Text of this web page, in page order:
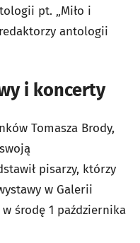
pt. „Miło i
antologii
i koncerty
Tomasza Brody,
pisarzy, którzy
w Galerii
środę 1 października